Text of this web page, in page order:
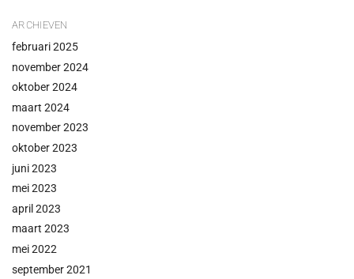
ARCHIEVEN
februari 2025
november 2024
oktober 2024
maart 2024
november 2023
oktober 2023
juni 2023
mei 2023
april 2023
maart 2023
mei 2022
september 2021